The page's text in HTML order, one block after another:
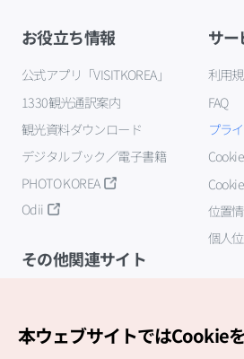
お役立ち情報
公式アプリ「VISITKOREA」
1330観光通訳案内
観光資料ダウンロード
デジタルブック／電子書籍
PHOTO KOREA
Odii
サー
利用
FAQ
プラ
位置
個人
その他関連サイト
本ウェブサイトではCookieを